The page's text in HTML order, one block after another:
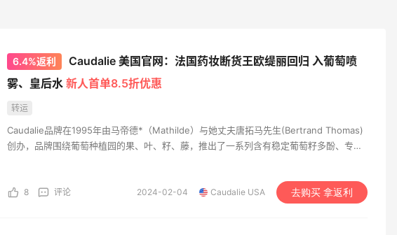
6.4%返利
Caudalie 美国官网：法国药妆断货王欧缇丽回归 入葡萄喷
雾、皇后水 新人首单8.5折优惠
转运
Caudalie品牌在1995年由马帝德*（Mathilde）与她丈夫唐拓马先生(Bertrand Thomas)
创办，品牌围绕葡萄种植园的果、叶、籽、藤，推出了一系列含有稳定葡萄籽多酚、专门
8 评论 2024-02-04 Caudalie USA 去购买 拿返利